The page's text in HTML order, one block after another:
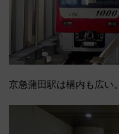
京急蒲田駅は構内も広い。